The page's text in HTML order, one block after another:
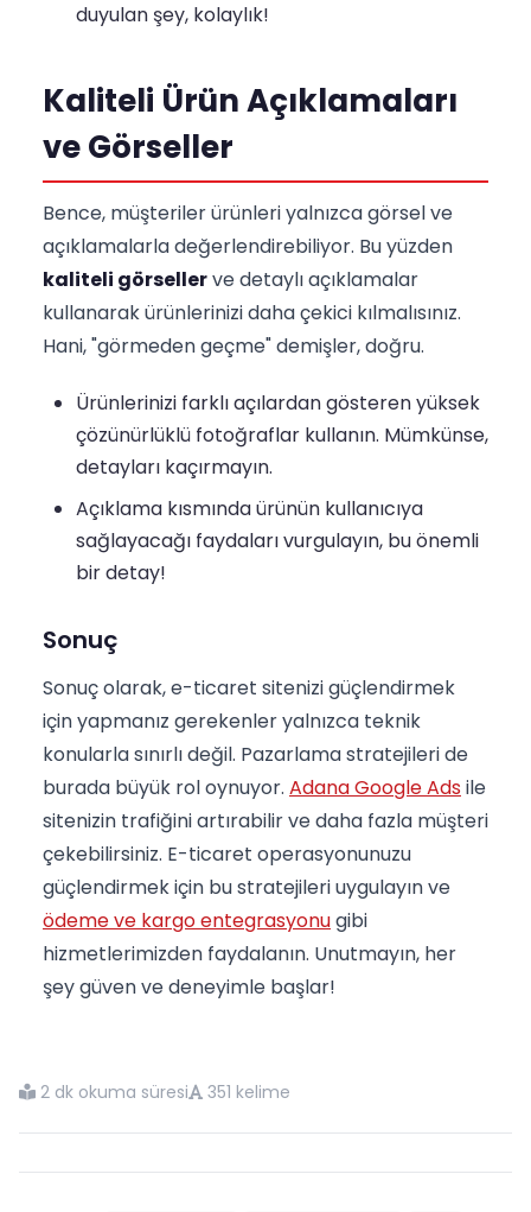
duyulan şey, kolaylık!
Kaliteli Ürün Açıklamaları
ve Görseller
Bence, müşteriler ürünleri yalnızca görsel ve
açıklamalarla değerlendirebiliyor. Bu yüzden
kaliteli görsellerve detaylı açıklamalar
kullanarak ürünlerinizi daha çekici kılmalısınız.
Hani, "görmeden geçme" demişler, doğru.
Ürünlerinizi farklı açılardan gösteren yüksek
çözünürlüklü fotoğraflar kullanın. Mümkünse,
detayları kaçırmayın.
Açıklama kısmında ürünün kullanıcıya
sağlayacağı faydaları vurgulayın, bu önemli
bir detay!
Sonuç
Sonuç olarak, e-ticaret sitenizi güçlendirmek
için yapmanız gerekenler yalnızca teknik
konularla sınırlı değil. Pazarlama stratejileri de
burada büyük rol oynuyor. Adana Google Adsile
sitenizin trafiğini artırabilir ve daha fazla müşteri
çekebilirsiniz. E-ticaret operasyonunuzu
güçlendirmek için bu stratejileri uygulayın ve
ödeme ve kargo entegrasyonugibi
hizmetlerimizden faydalanın. Unutmayın, her
şey güven ve deneyimle başlar!
2 dk okuma süresi 351 kelime